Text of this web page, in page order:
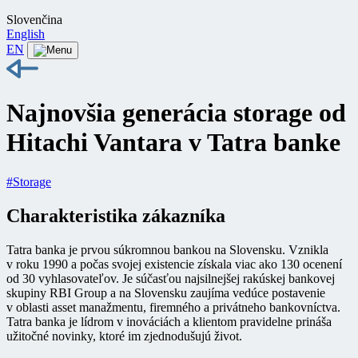
Slovenčina
English
EN
Najnovšia generácia storage od
Hitachi Vantara v Tatra banke
#Storage
Charakteristika zákazníka
Tatra banka je prvou súkromnou bankou na Slovensku. Vznikla
v roku 1990 a počas svojej existencie získala viac ako 130 ocenení
od 30 vyhlasovateľov. Je súčasťou najsilnejšej rakúskej bankovej
skupiny RBI Group a na Slovensku zaujíma vedúce postavenie
v oblasti asset manažmentu, firemného a privátneho bankovníctva.
Tatra banka je lídrom v inováciách a klientom pravidelne prináša
užitočné novinky, ktoré im zjednodušujú život.